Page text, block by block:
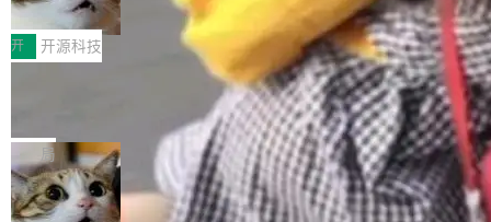
和销毁都太重了。一个 Agent 要执行的任务可能
只需要几毫秒的 CPU 时间，但容器从冷启动到
就绪要花数秒。如果未来有十...
函，也没选择庭外沉默。它在官网贴了一篇博
文，标题只有六个字：Apple is getting this wro
ng。 然后，它把邮件往来和 iMessage 聊天记
录全贴了出来。 他发错人了 苹果外部律师 Gabr
iel Gross 来自 Weil 律所，2 月 23 日下午 5:53
给 OpenAI 总法律顾问 Che Chang 发了封邮
件，附了一封长信，要求 OpenAI 配合调查前苹
果员工带走机密信...
ddy鸿蒙PC版，说话就能干活的AI办公
搭子
全能AI工作台WorkBuddy鸿蒙PC版上架HUAWE
I MatePad Edge应用市场，直接下载即可使
用，与鸿蒙电脑上的体验一致。值得一提的是，
这是目前市面上唯一支持平板接入WorkBuddy P
C版的产品，搭载“人机双写”重磅功能——你写
你的，AI写AI的，同屏协作互不干扰。一句话让
AI帮你干活，现在开启全新体验！ 温馨提示：
体验WorkBuddy鸿蒙PC版前，请将 HUAWEI M
开 开源科技
FFmpeg 9.0 发布：代号“Lei”，以此纪
全球知名开源多媒体框架 FFmpeg 今天正式发
布了 9.0 版本。这个版本除了带来新一代音视频
处理能力和硬件加速支持之外，还有一个特殊之
处：FFmpeg 9.0 的代号是“Lei”。 这个名字，
局
亚马逊成本失控：AI 写代码烧掉 1215